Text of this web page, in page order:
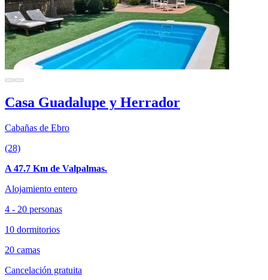
Casa Guadalupe y Herrador
Cabañas de Ebro
(28)
A 47.7 Km de Valpalmas.
Alojamiento entero
4 - 20 personas
10 dormitorios
20 camas
Cancelación gratuita